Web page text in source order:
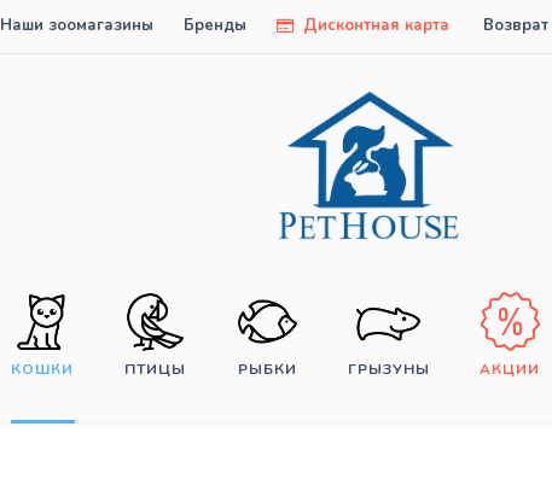
Наши зоомагазины Бренды Дисконтная карта
КОШКИ ПТИЦЫ РЫБКИ ГРЫЗУНЫ АКЦИИ